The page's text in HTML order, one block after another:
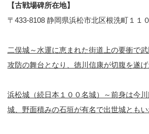
【古戦場碑所在地】
〒433-8108 静岡県浜松市北区根洗町１１
二俣城～水運に恵まれた街道上の要衝で
攻防の舞台となり、徳川信康が切腹を遂げ
浜松城（続日本１００名城）～前身は今
城、野面積みの石垣が有名で出世城ともい